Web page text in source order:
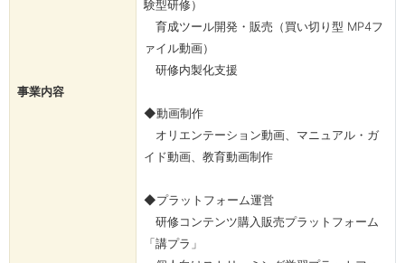
事業内容
験型研修）
​​​​​​​ 育成ツール開発・販売（買い切り型 MP4フ
ァイル動画）
研修内製化支援
◆動画制作
オリエンテーション動画、マニュアル・ガ
イド動画、教育動画制作
◆プラットフォーム運営
研修コンテンツ購入販売プラットフォーム
「講プラ」